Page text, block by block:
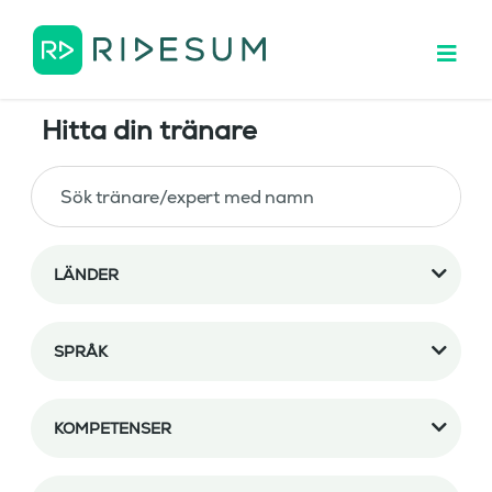
Hitta din tränare
LÄNDER
SPRÅK
KOMPETENSER